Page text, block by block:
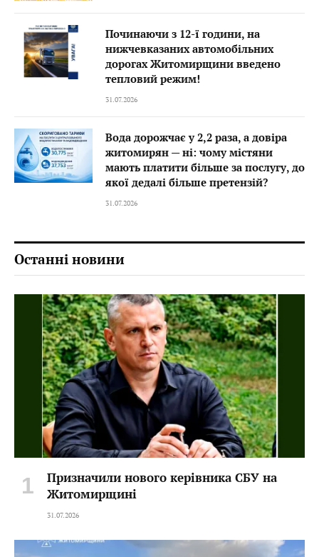
Починаючи з 12-ї години, на
нижчевказаних автомобільних
дорогах Житомирщини введено
тепловий режим!
31.07.2026
Вода дорожчає у 2,2 раза, а довіра
житомирян — ні: чому містяни
мають платити більше за послугу, до
якої дедалі більше претензій?
31.07.2026
Останні новини
Призначили нового керівника СБУ на
Житомирщині
31.07.2026